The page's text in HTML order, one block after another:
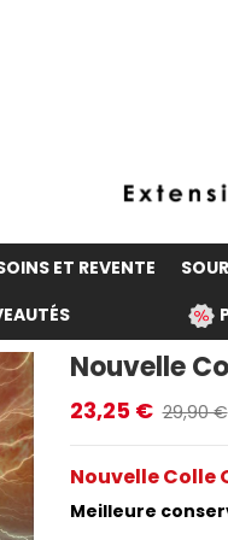
ET REVENTE
Nouvelle
23,25 € 29,90 €
Nouvelle Colle
Meilleure